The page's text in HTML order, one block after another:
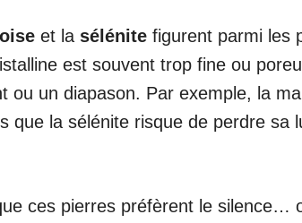
et la sélénite figurent parmi les
est souvent trop fine ou
ou un diapason. Par exemple, la
que la sélénite risque de perdre sa
ces pierres préfèrent le silence…